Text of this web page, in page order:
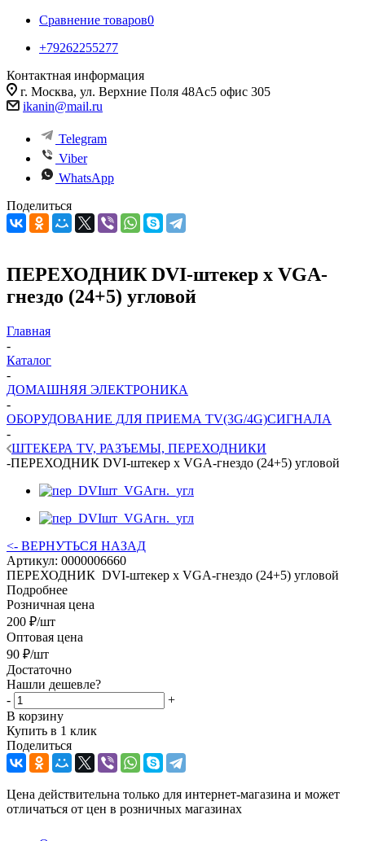
Сравнение товаров0
+79262255277
Контактная информация
г. Москва, ул. Верхние Поля 48Ас5 офис 305
ikanin@mail.ru
Telegram
Viber
WhatsApp
Поделиться
ПЕРЕХОДНИК DVI-штекер х VGA-
гнездо (24+5) угловой
Главная
-
Каталог
-
ДОМАШНЯЯ ЭЛЕКТРОНИКА
-
ОБОРУДОВАНИЕ ДЛЯ ПРИЕМА TV(3G/4G)СИГНАЛА
-
ШТЕКЕРА TV, РАЗЪЕМЫ, ПЕРЕХОДНИКИ
-ПЕРЕХОДНИК DVI-штекер х VGA-гнездо (24+5) угловой
<- ВЕРНУТЬСЯ НАЗАД
Артикул: 0000006660
ПЕРЕХОДНИК DVI-штекер х VGA-гнездо (24+5) угловой
Подробнее
Розничная цена
200 ₽/шт
Оптовая цена
90 ₽/шт
Достаточно
Нашли дешевле?
-
+
В корзину
Купить в 1 клик
Поделиться
Цена действительна только для интернет-магазина и может
отличаться от цен в розничных магазинах